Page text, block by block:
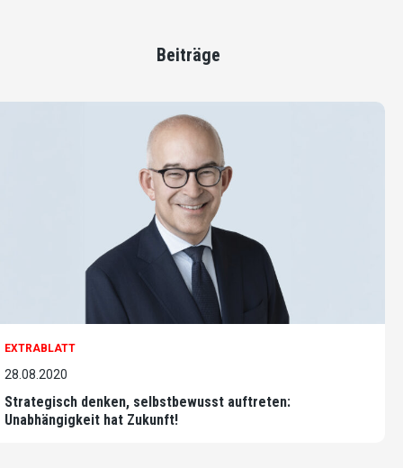
Beiträge
EXTRABLATT
28.08.2020
Strategisch denken, selbstbewusst auftreten:
Unabhängigkeit hat Zukunft!